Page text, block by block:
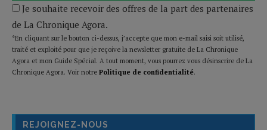
Je souhaite recevoir des offres de la part des partenaires
de La Chronique Agora.
*En cliquant sur le bouton ci-dessus, j’accepte que mon e-mail saisi soit utilisé,
traité et exploité pour que je reçoive la newsletter gratuite de La Chronique
Agora et mon Guide Spécial. A tout moment, vous pourrez vous désinscrire de La
Chronique Agora. Voir notre Politique de confidentialité.
REJOIGNEZ-NOUS